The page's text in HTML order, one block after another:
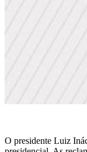
O presidente Luiz